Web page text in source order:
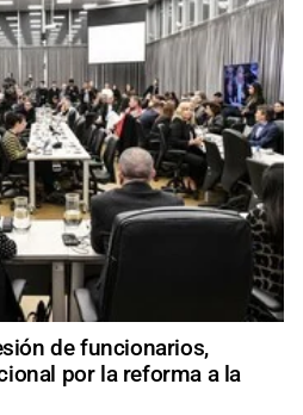
de funcionarios,
por la reforma a la